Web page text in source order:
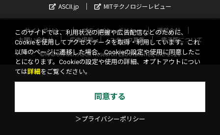
ASCII.jp
MITテクノロジーレビュー
サイトポリシー プライバシーポリシー
運営会社
お問い合わせ
広告掲載 スタッフ募集
電子版について
©KADOKAWA ASCII Research Laboratories, Inc. 2026
このサイトでは、利用状況の把握や広告配信などのために、
Cookieを使用してアクセスデータを取得・利用しています。これ
以降のページに遷移した場合、Cookieの設定や使用に同意したこ
とになります。Cookieの設定や使用の詳細、オプトアウトについ
ては詳細 をご覧ください。
同意する
＞プライバシーポリシー